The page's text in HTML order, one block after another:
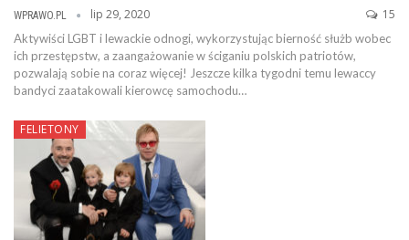
WPRAWO.PL lip 29, 2020 15
Aktywiści LGBT i lewackie odnogi, wykorzystując bierność służb wobec
ich przestępstw, a zaangażowanie w ściganiu polskich patriotów,
pozwalają sobie na coraz więcej! Jeszcze kilka tygodni temu lewaccy
bandyci zaatakowali kierowcę samochodu…
FELIETONY